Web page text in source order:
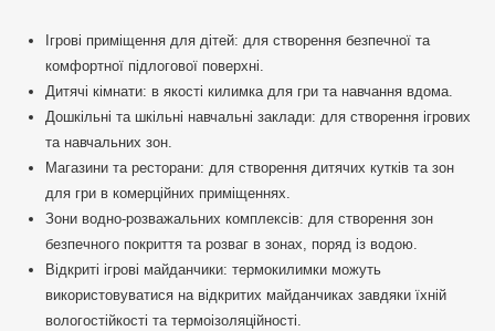
Ігрові приміщення для дітей: для створення безпечної та
комфортної підлогової поверхні.
Дитячі кімнати: в якості килимка для гри та навчання вдома.
Дошкільні та шкільні навчальні заклади: для створення ігрових
та навчальних зон.
Магазини та ресторани: для створення дитячих кутків та зон
для гри в комерційних приміщеннях.
Зони водно-розважальних комплексів: для створення зон
безпечного покриття та розваг в зонах, поряд із водою.
Відкриті ігрові майданчики: термокилимки можуть
використовуватися на відкритих майданчиках завдяки їхній
вологостійкості та термоізоляційності.